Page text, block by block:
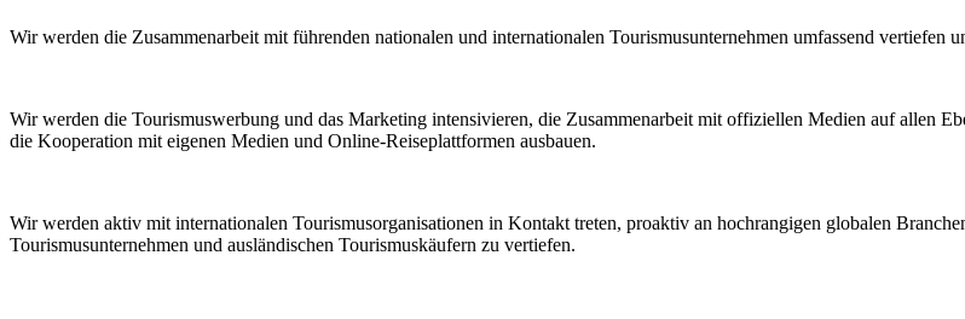
Wir werden die Zusammenarbeit mit führenden nationalen und internationalen Tourismusunternehmen umfassend vertiefen
Wir werden die Tourismuswerbung und das Marketing intensivieren, die Zusammenarbeit mit offiziellen Medien auf allen
die Kooperation mit eigenen Medien und Online-Reiseplattformen ausbauen.
Wir werden aktiv mit internationalen Tourismusorganisationen in Kontakt treten, proaktiv an hochrangigen globalen
Tourismusunternehmen und ausländischen Tourismuskäufern zu vertiefen.